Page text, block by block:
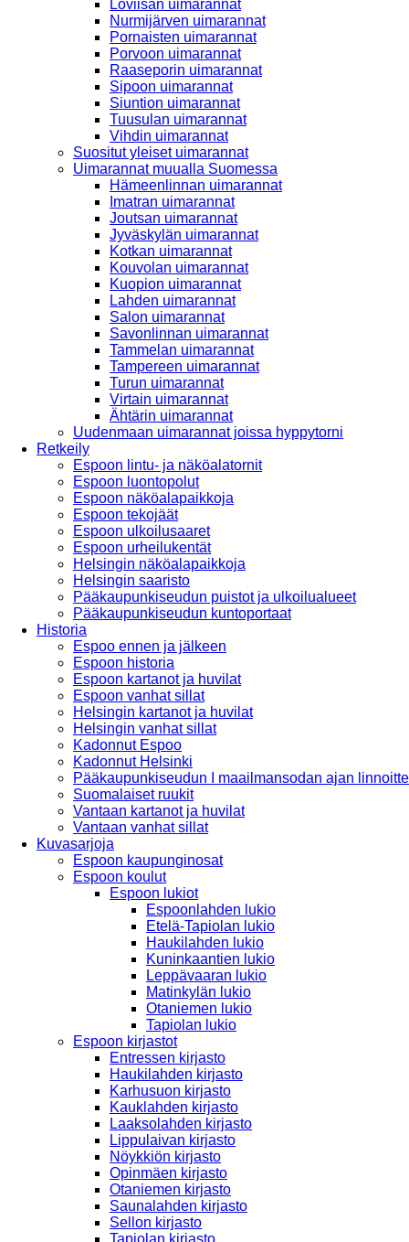
Loviisan uimarannat
Nurmijärven uimarannat
Pornaisten uimarannat
Porvoon uimarannat
Raaseporin uimarannat
Sipoon uimarannat
Siuntion uimarannat
Tuusulan uimarannat
Vihdin uimarannat
Suositut yleiset uimarannat
Uimarannat muualla Suomessa
Hämeenlinnan uimarannat
Imatran uimarannat
Joutsan uimarannat
Jyväskylän uimarannat
Kotkan uimarannat
Kouvolan uimarannat
Kuopion uimarannat
Lahden uimarannat
Salon uimarannat
Savonlinnan uimarannat
Tammelan uimarannat
Tampereen uimarannat
Turun uimarannat
Virtain uimarannat
Ähtärin uimarannat
Uudenmaan uimarannat joissa hyppytorni
Retkeily
Espoon lintu- ja näköalatornit
Espoon luontopolut
Espoon näköalapaikkoja
Espoon tekojäät
Espoon ulkoilusaaret
Espoon urheilukentät
Helsingin näköalapaikkoja
Helsingin saaristo
Pääkaupunkiseudun puistot ja ulkoilualueet
Pääkaupunkiseudun kuntoportaat
Historia
Espoo ennen ja jälkeen
Espoon historia
Espoon kartanot ja huvilat
Espoon vanhat sillat
Helsingin kartanot ja huvilat
Helsingin vanhat sillat
Kadonnut Espoo
Kadonnut Helsinki
Pääkaupunkiseudun I maailmansodan ajan
Suomalaiset ruukit
Vantaan kartanot ja huvilat
Vantaan vanhat sillat
Kuvasarjoja
Espoon kaupunginosat
Espoon koulut
Espoon lukiot
Espoonlahden lukio
Etelä-Tapiolan lukio
Haukilahden lukio
Kuninkaantien lukio
Leppävaaran lukio
Matinkylän lukio
Otaniemen lukio
Tapiolan lukio
Espoon kirjastot
Entressen kirjasto
Haukilahden kirjasto
Karhusuon kirjasto
Kauklahden kirjasto
Laaksolahden kirjasto
Lippulaivan kirjasto
Nöykkiön kirjasto
Opinmäen kirjasto
Otaniemen kirjasto
Saunalahden kirjasto
Sellon kirjasto
Tapiolan kirjasto